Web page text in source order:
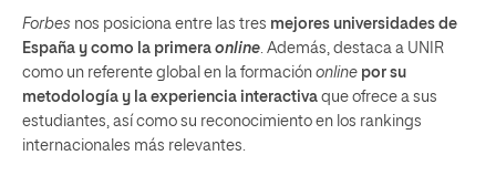
Forbes nos posiciona entre las tres mejores universidades de
España y como la primera online. Además, destaca a UNIR
como un referente global en la formación online por su
metodología y la experiencia interactiva que ofrece a sus
estudiantes, así como su reconocimiento en los rankings
internacionales más relevantes.